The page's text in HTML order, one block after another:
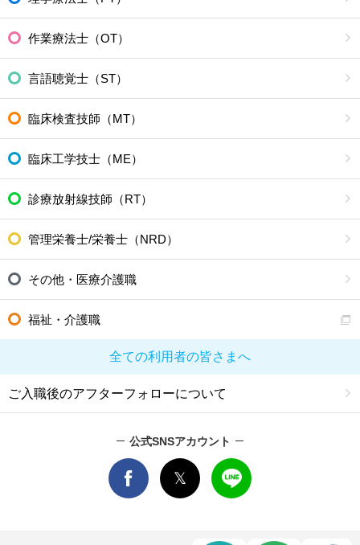
作業療法士（OT）
言語聴覚士（ST）
臨床検査技師（MT）
臨床工学技士（ME）
診療放射線技師（RT）
管理栄養士/栄養士（NRD）
その他・医療介護職
福祉・介護職
全ての利用者の皆さまへ
ご入職後のアフターフォローについて
公式SNSアカウント